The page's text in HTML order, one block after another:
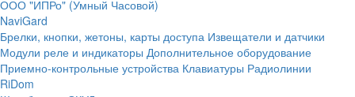
ООО "ИПРо" (Умный Часовой)
NaviGard
Брелки, кнопки, жетоны, карты доступа Извещатели и датчики
Модули реле и индикаторы Дополнительное оборудование
Приемно-контрольные устройства Клавиатуры Радиолинии
RiDom